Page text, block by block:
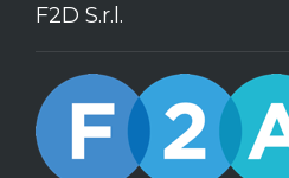
F2D S.r.l.